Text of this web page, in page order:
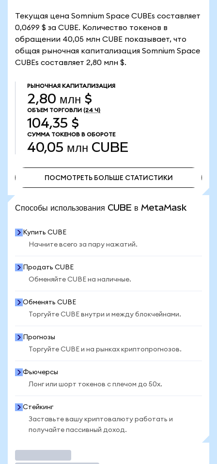
Текущая цена Somnium Space CUBEs составляет
0,0699 $ за CUBE. Количество токенов в
обращении 40,05 млн CUBE показывает, что
общая рыночная капитализация Somnium Space
CUBEs составляет 2,80 млн $.
РЫНОЧНАЯ КАПИТАЛИЗАЦИЯ
2,80 млн $
ОБЪЕМ ТОРГОВЛИ (24 Ч)
104,35 $
СУММА ТОКЕНОВ В ОБОРОТЕ
40,05 млн CUBE
ПОСМОТРЕТЬ БОЛЬШЕ СТАТИСТИКИ
Способы использования CUBE в MetaMask
Купить CUBE
Начните всего за пару нажатий.
Продать CUBE
Обменяйте CUBE на наличные.
Обменять CUBE
Торгуйте CUBE внутри и между блокчейнами.
Прогнозы
Торгуйте CUBE и на рынках криптопрогнозов.
Фьючерсы
Лонг или шорт токенов с плечом до 50x.
Стейкинг
Заставьте вашу криптовалюту работать и
получайте пассивный доход.